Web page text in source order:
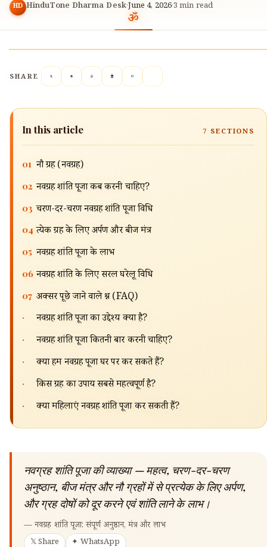
🔍
HD HinduTone Dharma Desk·June 4, 2026·3 min read
SHARE
In this article 7 SECTIONS
01 नौ ग्रह (नवग्रह)
02 नवग्रह शांति पूजा कब करनी चाहिए?
03 चरण-दर-चरण नवग्रह शांति पूजा विधि
04 प्रत्येक ग्रह के लिए अर्पण और बीज मंत्र
05 नवग्रह शांति पूजा के लाभ
06 नवग्रह शांति के लिए सरल घरेलू विधि
07 अक्सर पूछे जाने वाले प्रश्न (FAQ)
· नवग्रह शांति पूजा का उद्देश्य क्या है?
· नवग्रह शांति पूजा कितनी बार करनी चाहिए?
· क्या हम नवग्रह पूजा घर पर कर सकते हैं?
· किस ग्रह का उपाय सबसे महत्वपूर्ण है?
· क्या महिलाएं नवग्रह शांति पूजा कर सकती हैं?
नवग्रह शांति पूजा की व्याख्या — महत्व, चरण-दर-चरण
अनुष्ठान, बीज मंत्र और नौ ग्रहों में से प्रत्येक के लिए अर्पण,
और ग्रह दोषों को दूर करने एवं शांति लाने के लाभ।
—नवग्रह शांति पूजा: संपूर्ण अनुष्ठान, मंत्र और लाभ
𝕏 Share ✦ WhatsApp